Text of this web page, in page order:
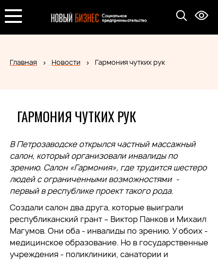
Главная Новости Гармония чутких рук
ГАРМОНИЯ ЧУТКИХ РУК
В Петрозаводске открылся частный массажный
салон, который организовали инвалиды по
зрению. Салон «Гармония», где трудится шестеро
людей с ограниченными возможностями -
первый в республике проект такого рода.
Создали салон два друга, которые выиграли
республиканский грант – Виктор Панков и Михаил
Магумов. Они оба - инвалиды по зрению. У обоих -
медицинское образование. Но в государственные
учреждения - поликлиники, санатории и